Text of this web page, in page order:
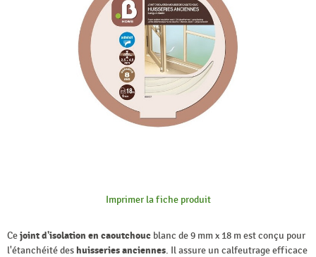
Imprimer la fiche produit
Cejoint d'isolation en caoutchouc blanc de 9 mm x 18 m est conçu pour
l'étanchéité deshuisseries anciennes. Il assure un calfeutrage efficace